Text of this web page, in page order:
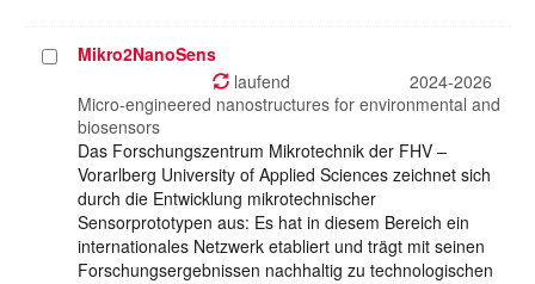
ProjektMikro2NanoSens
laufend
2024-2026
Micro-engineered nanostructures for environmental and
biosensors
Das Forschungszentrum Mikrotechnik der FHV –
Vorarlberg University of Applied Sciences zeichnet sich
durch die Entwicklung mikrotechnischer
Sensorprototypen aus: Es hat in diesem Bereich ein
internationales Netzwerk etabliert und trägt mit seinen
Forschungsergebnissen nachhaltig zu technologischen